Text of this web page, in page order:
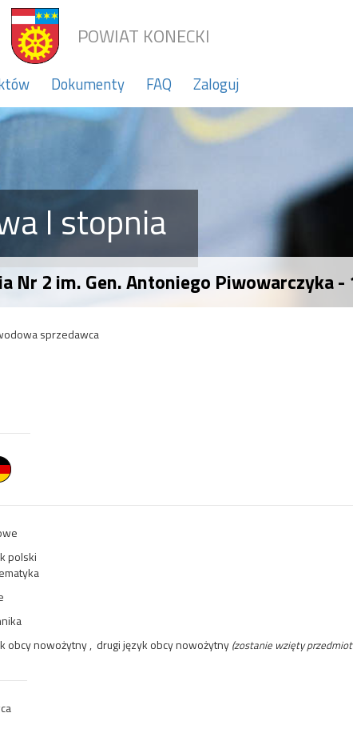
POWIAT KONECKI
Dokumenty FAQ Zaloguj
I stopnia
Nr 2 im. Gen. Antoniego Piwowarczyka
sprzedawca
polski
obcy nowożytny , drugi język obcy nowożytny (zostanie wzięty